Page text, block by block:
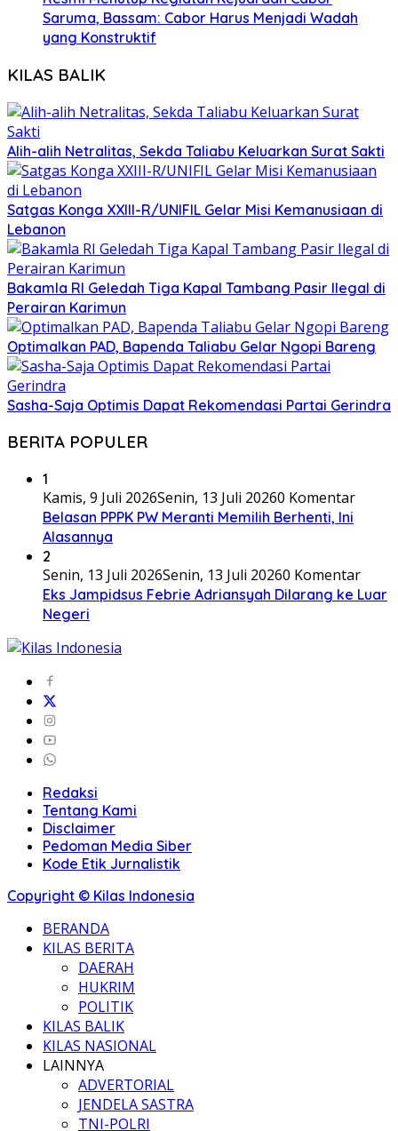
Saruma, Bassam: Cabor Harus Menjadi Wadah
yang Konstruktif
KILAS BALIK
Alih-alih Netralitas, Sekda Taliabu Keluarkan Surat Sakti
Satgas Konga XXIII-R/UNIFIL Gelar Misi Kemanusiaan di
Lebanon
Bakamla RI Geledah Tiga Kapal Tambang Pasir Ilegal di
Perairan Karimun
Optimalkan PAD, Bapenda Taliabu Gelar Ngopi Bareng
Sasha-Saja Optimis Dapat Rekomendasi Partai Gerindra
BERITA POPULER
1
Kamis, 9 Juli 2026Senin, 13 Juli 20260 Komentar
Belasan PPPK PW Meranti Memilih Berhenti, Ini
Alasannya
2
Senin, 13 Juli 2026Senin, 13 Juli 20260 Komentar
Eks Jampidsus Febrie Adriansyah Dilarang ke Luar
Negeri
Redaksi
Tentang Kami
Disclaimer
Pedoman Media Siber
Kode Etik Jurnalistik
Copyright © Kilas Indonesia
BERANDA
KILAS BERITA
DAERAH
HUKRIM
POLITIK
KILAS BALIK
KILAS NASIONAL
LAINNYA
ADVERTORIAL
JENDELA SASTRA
TNI-POLRI